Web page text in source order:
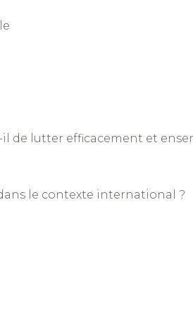
de lutter efficacement et
le contexte international ?